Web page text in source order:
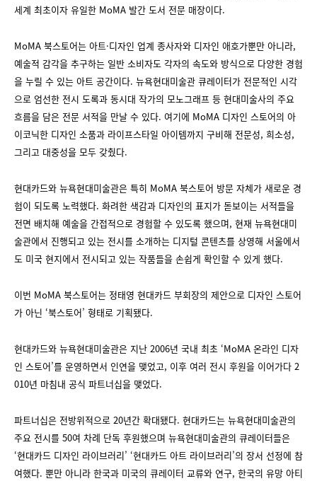
세계 최초이자 유일한 MoMA 발간 도서 전문 매장이다.
MoMA 북스토어는 아트·디자인 업계 종사자와 디자인 애호가뿐만 아니라,
예술적 감각을 추구하는 일반 소비자도 각자의 속도와 방식으로 다양한 경험
을 누릴 수 있는 아트 공간이다. 뉴욕현대미술관 큐레이터가 전문적인 시각
으로 엄선한 전시 도록과 동시대 작가의 모노그래프 등 현대미술사의 주요
흐름을 담은 전문 서적을 만날 수 있다. 여기에 MoMA 디자인 스토어의 아
이코닉한 디자인 소품과 라이프스타일 아이템까지 구비해 전문성, 희소성,
그리고 대중성을 모두 갖췄다.
현대카드와 뉴욕현대미술관은 특히 MoMA 북스토어 방문 자체가 새로운 경
험이 되도록 노력했다. 화려한 색감과 디자인의 표지가 돋보이는 서적들을
전면 배치해 예술을 간접적으로 경험할 수 있도록 했으며, 현재 뉴욕현대미
술관에서 진행되고 있는 전시를 소개하는 디지털 콘텐츠를 상영해 서울에서
도 미국 현지에서 전시되고 있는 작품들을 손쉽게 확인할 수 있게 했다.
이번 MoMA 북스토어는 정태영 현대카드 부회장의 제안으로 디자인 스토어
가 아닌 ‘북스토어’ 형태로 기획됐다.
현대카드와 뉴욕현대미술관은 지난 2006년 국내 최초 ‘MoMA 온라인 디자
인 스토어’를 운영하면서 인연을 맺었고, 이후 여러 전시 후원을 이어가다 2
010년 마침내 공식 파트너십을 맺었다.
파트너십은 전방위적으로 20년간 확대됐다. 현대카드는 뉴욕현대미술관의
주요 전시를 50여 차례 단독 후원했으며 뉴욕현대미술관의 큐레이터들은
‘현대카드 디자인 라이브러리’ ‘현대카드 아트 라이브러리’의 장서 선정에 참
여했다. 뿐만 아니라 한국과 미국의 큐레이터 교류와 연구, 한국의 유망 아티